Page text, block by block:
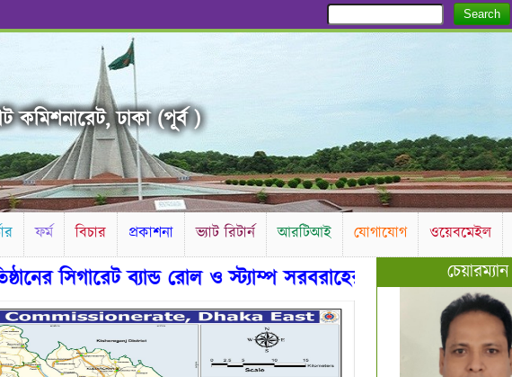
Search
কমিশনারেট, ঢাকা (পূর্ব )
ফর্ম বিচার প্রকাশনা ভ্যাট রিটার্ন আরটিআই যোগাযোগ ওয়েবমেইল
সিগারেট ব্যান্ড রোল ও স্ট্যাম্প সরবরাহের জন্য স্ব-ব্যাখ্যায়িত আবে -
চেয়ারম্যান